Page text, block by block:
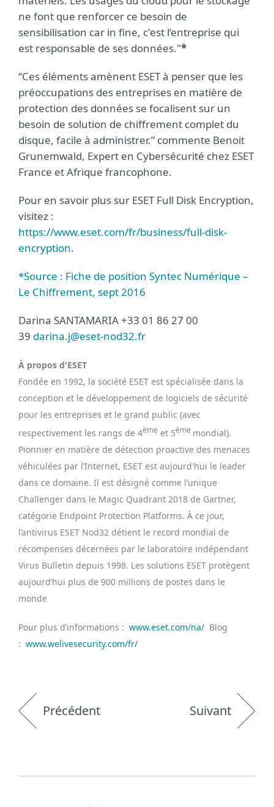
ne font que renforcer ce besoin de
sensibilisation car in fine, c'est l’entreprise qui
est responsable de ses données."*
“Ces éléments amènent ESET à penser que les
préoccupations des entreprises en matière de
protection des données se focalisent sur un
besoin de solution de chiffrement complet du
disque, facile à administrer.” commente Benoit
Grunemwald, Expert en Cybersécurité chez ESET
France et Afrique francophone.
Pour en savoir plus sur ESET Full Disk Encryption,
visitez :
https://www.eset.com/fr/business/full-disk-
encryption.
*Source : Fiche de position Syntec Numérique –
Le Chiffrement, sept 2016
Darina SANTAMARIA +33 01 86 27 00
39 darina.j@eset-nod32.fr
À propos d'ESET
Fondée en 1992, la société ESET est spécialisée dans la
conception et le développement de logiciels de sécurité
pour les entreprises et le grand public (avec
respectivement les rangs de 4ème et 5ème mondial).
Pionnier en matière de détection proactive des menaces
véhiculées par l’Internet, ESET est aujourd'hui le leader
dans ce domaine. Il est désigné comme l’unique
Challenger dans le Magic Quadrant 2018 de Gartner,
catégorie Endpoint Protection Platforms. À ce jour,
l’antivirus ESET Nod32 détient le record mondial de
récompenses décernées par le laboratoire indépendant
Virus Bulletin depuis 1998. Les solutions ESET protègent
aujourd’hui plus de 900 millions de postes dans le
monde
Pour plus d’informations : www.eset.com/na/ Blog
: www.welivesecurity.com/fr/
Précédent Suivant